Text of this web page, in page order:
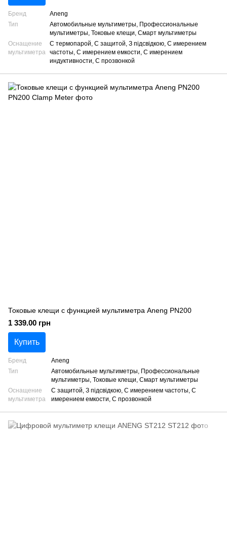
Бренд
Aneng
Тип
Автомобильные мультиметры, Профессиональные
мультиметры, Токовые клещи, Смарт мультиметры
Оснащение
мультиметра
С термопарой, С защитой, З підсвідкою, С имерением
частоты, С имерением емкости, С имерением
индуктивности, С прозвонкой
Токовые клещи с функцией мультиметра Aneng PN200
1 339.00 грн
Купить
Бренд
Aneng
Тип
Автомобильные мультиметры, Профессиональные
мультиметры, Токовые клещи, Смарт мультиметры
Оснащение
мультиметра
С защитой, З підсвідкою, С имерением частоты, С
имерением емкости, С прозвонкой